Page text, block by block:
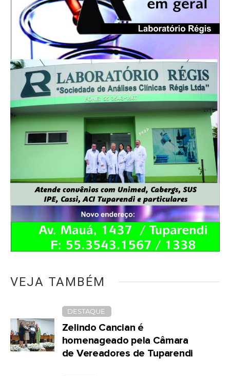
VEJA TAMBÉM
DESTAQUE
Zelindo Cancian é
homenageado pela Câmara
de Vereadores de Tuparendi